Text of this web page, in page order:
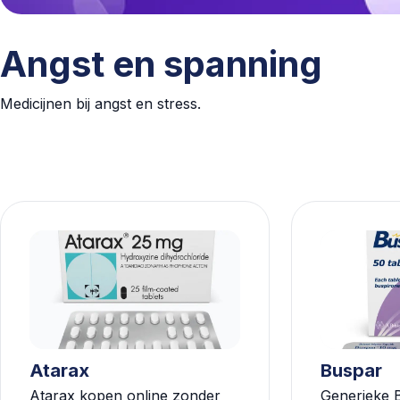
Angst en spanning
Medicijnen bij angst en stress.
Atarax
Atarax kopen online zonder
Buspar
Generieke